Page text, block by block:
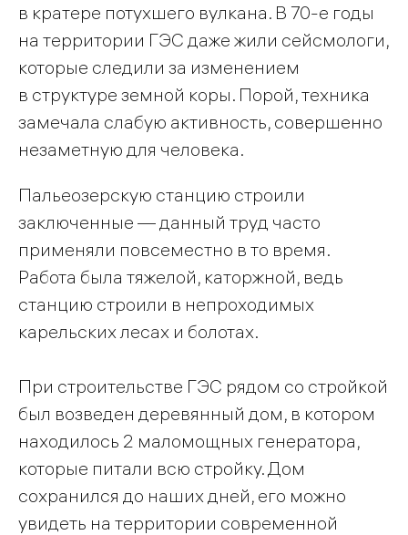
в кратере потухшего вулкана. В 70-е годы
на территории ГЭС даже жили сейсмологи,
которые следили за изменением
в структуре земной коры. Порой, техника
замечала слабую активность, совершенно
незаметную для человека.
Пальеозерскую станцию строили
заключенные — данный труд часто
применяли повсеместно в то время.
Работа была тяжелой, каторжной, ведь
станцию строили в непроходимых
карельских лесах и болотах.
При строительстве ГЭС рядом со стройкой
был возведен деревянный дом, в котором
находилось 2 маломощных генератора,
которые питали всю стройку. Дом
сохранился до наших дней, его можно
увидеть на территории современной